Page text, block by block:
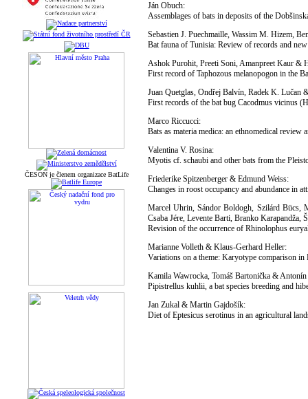
ČESON je členem organizace BatLife
Ján Obuch:
Assemblages of bats in deposits of the
Sebastien J. Puechmaille, Wassim M. Hizem,
Bat fauna of Tunisia: Review of records and
Ashok Purohit, Preeti Soni, Amanpreet Kaur &
First record of Taphozous melanopogon in the
Juan Quetglas, Ondřej Balvín, Radek K. Lučan
First records of the bat bug Cacodmus vicinus
Marco Riccucci:
Bats as materia medica: an ethnomedical
Valentina V. Rosina:
Myotis cf. schaubi and other bats from the
Friederike Spitzenberger & Edmund Weiss:
Changes in roost occupancy and abundance in
Marcel Uhrin, Sándor Boldogh, Szilárd Bücs,
Csaba Jére, Levente Barti, Branko
Revision of the occurrence of Rhinolophus
Marianne Volleth & Klaus-Gerhard Heller:
Variations on a theme: Karyotype comparison
Kamila Wawrocka, Tomáš Bartonička & Antonín
Pipistrellus kuhlii, a bat species breeding and
Jan Zukal & Martin Gajdošík:
Diet of Eptesicus serotinus in an agricultural